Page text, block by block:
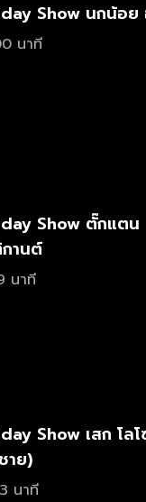
Show นกน้อย
นาที
Show ตั๊กแตน
านต์
นาที
Show เสก โล
าย)
นาที